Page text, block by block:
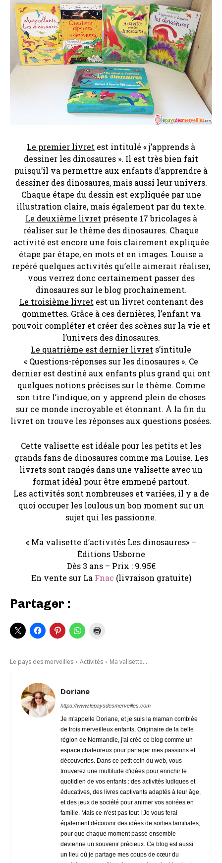
Le premier livret est intitulé « j’apprends à
dessiner les dinosaures ». Il est très bien fait
puisqu’il va permettre aux enfants d’apprendre à
dessiner des dinosaures, mais aussi leur univers.
Chaque étape du dessin est expliquée par une
illustration claire, mais également par du texte.
Le deuxième livretprésente 17 bricolages à
réaliser sur le thème des dinosaures. Chaque
activité est encore une fois clairement expliquée
étape par étape, en mots et en images. Louise a
repéré quelques activités qu’elle aimerait réaliser,
vous verrez donc certainement passer des
dinosaures sur le blog prochainement.
Le troisième livretest un livret contenant des
gommettes. Grâce à ces dernières, l’enfant va
pouvoir compléter et créer des scènes sur la vie et
l’univers des dinosaures.
Le quatrième est dernier livret s’intitule
« Questions-réponses sur les dinosaures ». Ce
dernier est destiné aux enfants plus grand qui ont
quelques notions précises sur le thème. Comme
son titre l’indique, on y apprend plein de choses
sur ce monde incroyable et étonnant. À la fin du
livret on trouve les réponses aux questions posées.
Cette valisette est idéale pour les petits et les
grands fans de dinosaures comme ma Louise. Les
livrets sont rangés dans une valisette avec un
format idéal pour être emmené partout.
Les activités sont nombreuses et variées, il y a de
quoi occuper les loulous un bon moment sur un
sujet qui les passionne.
« Ma valisette d’activités Les dinosaures» –
Éditions Usborne
Dès 3 ans – Prix : 9.95€
En vente sur La Fnac (livraison gratuite)
Partager :
Le pays des merveilles Activités Ma valisette...
Doriane
https://www.lepaysdesmerveilles.com
Je m'appelle Doriane, et je suis la maman comblée
de trois merveilleux enfants. Originaire de la belle
région de Normandie, j'ai créé ce blog comme un
espace chaleureux pour partager mes passions et
découvertes. Dans ce petit coin du web, vous
trouverez une multitude d'idées pour enrichir le
quotidien de vos enfants : des activités ludiques et
éducatives, des livres captivants adaptés à leur âge,
et des jeux de société pour animer vos soirées en
famille. Mais ce n'est pas tout ! Je vous ferai
également découvrir des idées de sorties familiales,
pour que chaque moment passé ensemble
devienne un souvenir précieux. Ce blog est aussi
un lieu où je partage mes coups de cœur du